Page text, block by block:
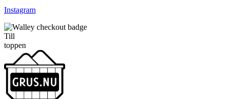
Instagram
Till
toppen